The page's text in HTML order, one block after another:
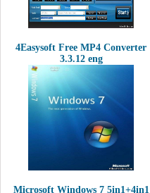
4Easysoft Free MP4 Converter
3.3.12 eng
Microsoft Windows 7 5in1+4in1